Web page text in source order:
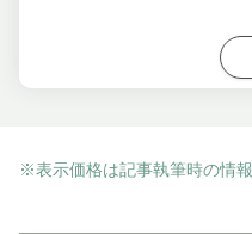
※表示価格は記事執筆時の情報